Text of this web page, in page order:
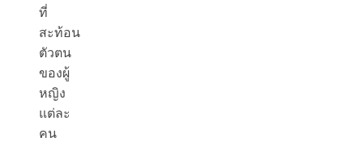
ที่
สะท้อน
ตัวตน
ของผู้
หญิง
แต่ละ
คน